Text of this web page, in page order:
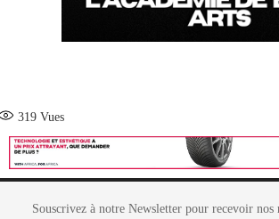
319 Vues
Souscrivez à notre Newsletter pour recevoir nos